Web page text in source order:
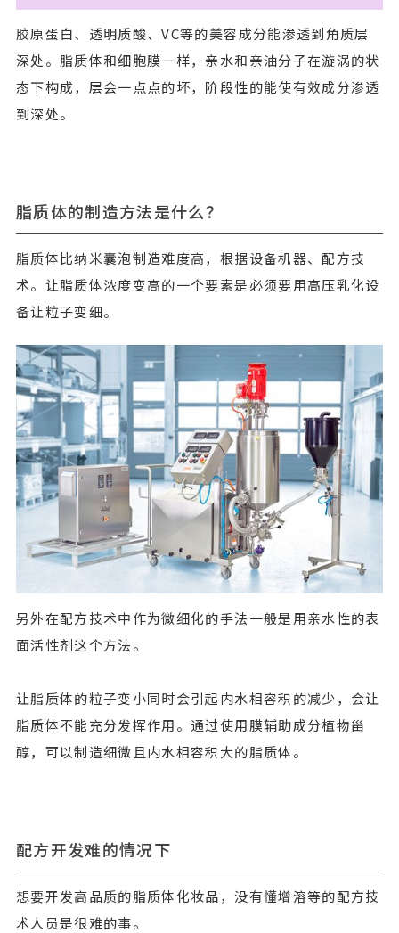
胶原蛋白、透明质酸、VC等的美容成分能渗透到角质层
深处。脂质体和细胞膜一样，亲水和亲油分子在漩涡的状
态下构成，层会一点点的坏，阶段性的能使有效成分渗透
到深处。
脂质体的制造方法是什么？
脂质体比纳米囊泡制造难度高，根据设备机器、配方技
术。让脂质体浓度变高的一个要素是必须要用高压乳化设
备让粒子变细。
另外在配方技术中作为微细化的手法一般是用亲水性的表
面活性剂这个方法。
让脂质体的粒子变小同时会引起内水相容积的减少，会让
脂质体不能充分发挥作用。通过使用膜辅助成分植物甾
醇，可以制造细微且内水相容积大的脂质体。
配方开发难的情况下
想要开发高品质的脂质体化妆品，没有懂增溶等的配方技
术人员是很难的事。